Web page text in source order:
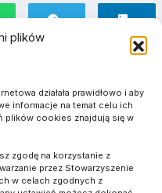
plików
działała prawidłowo i aby
informacje na temat celu ich
plików cookies znajdują się w
zgodę na korzystanie z
przez Stowarzyszenie
w celach zgodnych z